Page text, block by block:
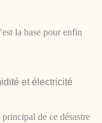
la base pour enfin
et électricité
de ce désastre